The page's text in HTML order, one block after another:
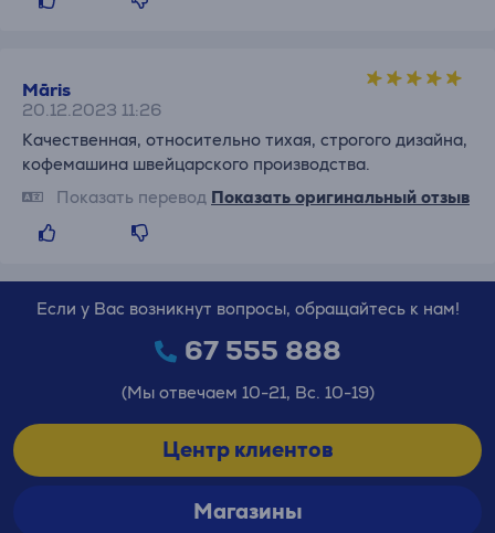
Māris
20.12.2023 11:26
Качественная, относительно тихая, строгого дизайна,
кофемашина швейцарского производства.
Показать перевод Показать оригинальный отзыв
Если у Вас возникнут вопросы, обращайтесь к нам!
67 555 888
(Мы отвечаем 10-21, Вс. 10-19)
Центр клиентов
Магазины